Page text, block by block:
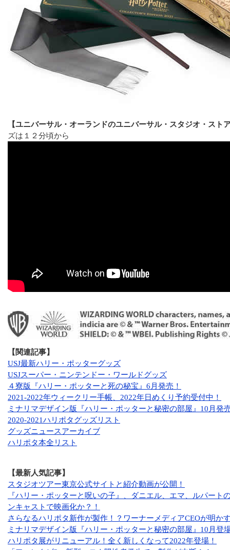
【ユニバーサル・オーランドのユニバーサル・スタジオ・スト
ズは１２分頃から
【関連記事】
USJ最新ハリー・ポッターグッズ
USJスーパー・ニンテンドー・ワールドグッズ
４寮版『ハリー・ポッターと死の秘宝』6月発売！
2021-2022年ウィークリー手帳、2022年日めくり予約受付中！
ミナリマデザイン版『ハリー・ポッターと秘密の部屋』10月発
2020-2021ハリポタグッズリスト
グッズニュースアーカイブ
ハリポタ本全リスト
【最新人気記事】
スタジオツアー東京公式サイトと紹介動画が公開！
『ハリー・ポッターと呪いの子』、ダニエル、エマ、ルパート
ンキャストで映画化か？！
さらなるハリポタ新作が製作！？ワーナーメディアCEOが明か
ミナリマデザイン版『ハリー・ポッターと秘密の部屋』10月登
ハリポタ展がリニューアル！全く新しくなって2022年登場！